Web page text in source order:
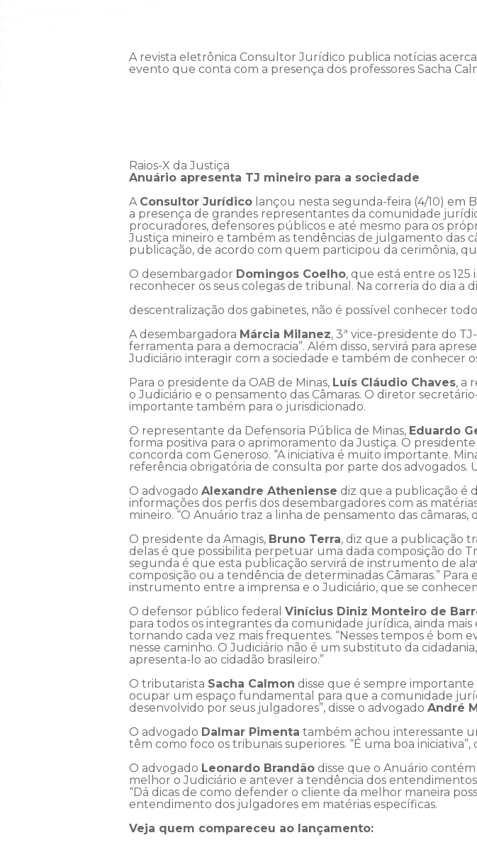
A revista eletrônica Consultor Jurídico publica notícias
evento que conta com a presença dos professores Sacha
Raios-X da Justiça
Anuário apresenta TJ mineiro para a sociedade
A Consultor Jurídico lançou nesta segunda-feira (4/10) em
a presença de grandes representantes da comunidade
procuradores, defensores públicos e até mesmo para os
Justiça mineiro e também as tendências de julgamento das
publicação, de acordo com quem participou da cerimônia,
O desembargador Domingos Coelho, que está entre os
reconhecer os seus colegas de tribunal. Na correria do dia a
descentralização dos gabinetes, não é possível conhecer
A desembargadora Márcia Milanez, 3ª vice-presidente do
ferramenta para a democracia”. Além disso, servirá para
Judiciário interagir com a sociedade e também de conhecer
Para o presidente da OAB de Minas, Luís Cláudio Chaves, a
o Judiciário e o pensamento das Câmaras. O diretor
importante também para o jurisdicionado.
O representante da Defensoria Pública de Minas, Eduardo
forma positiva para o aprimoramento da Justiça. O
concorda com Generoso. “A iniciativa é muito importante.
referência obrigatória de consulta por parte dos advogados.
O advogado Alexandre Atheniense diz que a publicação é
informações dos perfis dos desembargadores com as
mineiro. “O Anuário traz a linha de pensamento das
O presidente da Amagis, Bruno Terra, diz que a publicação
delas é que possibilita perpetuar uma dada composição do
segunda é que esta publicação servirá de instrumento de
composição ou a tendência de determinadas Câmaras.”
instrumento entre a imprensa e o Judiciário, que se
O defensor público federal Vinícius Diniz Monteiro de
para todos os integrantes da comunidade jurídica, ainda
tornando cada vez mais frequentes. “Nesses tempos é bom
nesse caminho. O Judiciário não é um substituto da
apresenta-lo ao cidadão brasileiro.”
O tributarista Sacha Calmon disse que é sempre
ocupar um espaço fundamental para que a comunidade
desenvolvido por seus julgadores”, disse o advogado André
O advogado Dalmar Pimenta também achou interessante
têm como foco os tribunais superiores. “É uma boa iniciativa”,
O advogado Leonardo Brandão disse que o Anuário
melhor o Judiciário e antever a tendência dos
“Dá dicas de como defender o cliente da melhor maneira
entendimento dos julgadores em matérias específicas.
Veja quem compareceu ao lançamento: